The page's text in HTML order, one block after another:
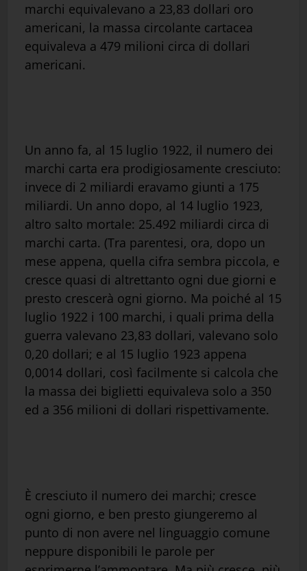
marchi equivalevano a 23,83 dollari oro
americani, la massa circolante cartacea
equivaleva a 479 milioni circa di dollari
americani.
Un anno fa, al 15 luglio 1922, il numero dei
marchi carta era prodigiosamente cresciuto:
invece di 2 miliardi eravamo giunti a 175
miliardi. Un anno dopo, al 14 luglio 1923,
altro salto mortale: 25.492 miliardi circa di
marchi carta. (Tra parentesi, ora, dopo un
mese appena, quella cifra sembra piccola, e
cresce quasi di altrettanto ogni due giorni e
presto crescerà ogni giorno. Ma poiché al 15
luglio 1922 i 100 marchi, i quali prima della
guerra valevano 23,83 dollari, valevano solo
0,20 dollari; e al 15 luglio 1923 appena
0,0014 dollari, così facilmente si calcola che
la massa dei biglietti equivaleva solo a 350
ed a 356 milioni di dollari rispettivamente.
È cresciuto il numero dei marchi; cresce
ogni giorno, e ben presto giungeremo al
punto di non avere nel linguaggio comune
neppure disponibili le parole per